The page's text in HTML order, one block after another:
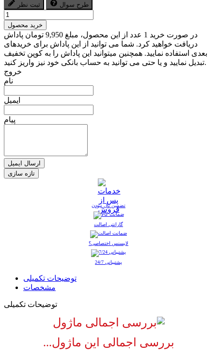
ثبت نظر طرح سوال
خرید محصول
در صورت خرید 1 عدد از این محصول، مبلغ 9,950 تومان پاداش
دریافت خواهید کرد. شما می توانید از این پاداش برای خریدهای
بعدی استفاده نمایید. همچنین میتوانید این پاداش را به کوپن تخفیف
تبدیل نمایید و یا حتی می توانید به حساب بانکی خود نیز واریز کنید.
خروج
نام
ایمیل
پیام
ارسال ایمیل
تضمین نال نبودن
گارانتی اصالت
لایسنس اختصاصی؟
پشتیبانی 24/7
توضیحات تکمیلی
مشخصات
توضیحات تکمیلی
بررسی اجمالی این ماژول...